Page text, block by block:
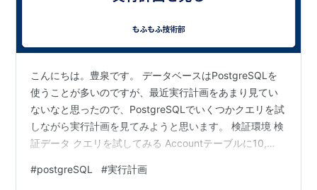
こんにちは。豊泉です。 データベースはPostgreSQLを
使うことが多いのですが、最近実行計画をあまり見てい
ないなと思ったので、PostgreSQLでいくつかクエリを試
しながら実行計画を見てみようと思います。 検証環境 検
証データ クエリを試してみる Accountテーブルに10,
してみる WHERE条件を追加してインデックスありorなし
#postgreSQL #実行計画